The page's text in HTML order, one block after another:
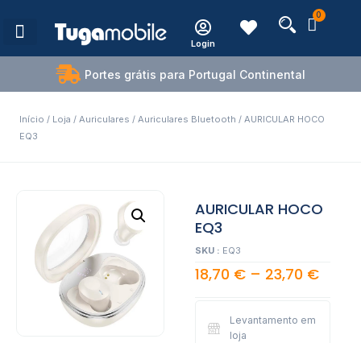
Login
0
Portes grátis para Portugal Continental
Início / Loja / Auriculares / Auriculares Bluetooth / AURICULAR HOCO
EQ3
AURICULAR HOCO
EQ3
SKU : EQ3
18,70 € – 23,70 €
Levantamento em
loja